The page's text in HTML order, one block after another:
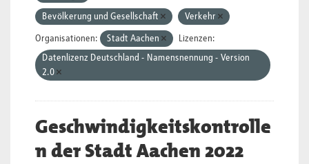
Bevölkerung und Gesellschaft Verkehr
Organisationen: Stadt Aachen
Lizenzen:
Datenlizenz Deutschland - Namensnennung - Version
2.0
Geschwindigkeitskontrolle
n der Stadt Aachen 2022